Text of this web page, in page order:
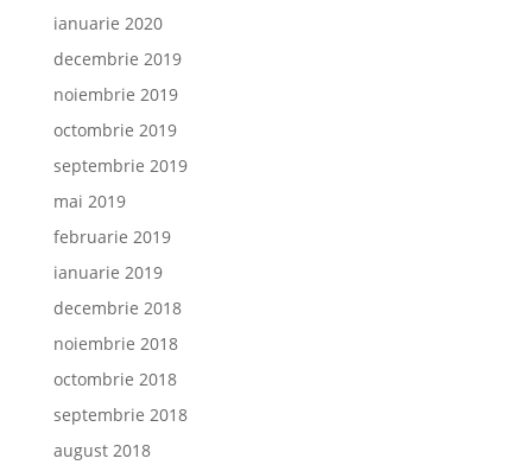
ianuarie 2020
decembrie 2019
noiembrie 2019
octombrie 2019
septembrie 2019
mai 2019
februarie 2019
ianuarie 2019
decembrie 2018
noiembrie 2018
octombrie 2018
septembrie 2018
august 2018